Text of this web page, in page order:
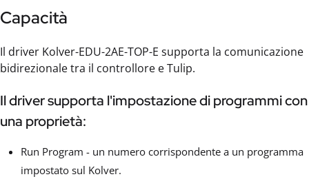
Capacità
Il driver Kolver-EDU-2AE-TOP-E supporta la comunicazione
bidirezionale tra il controllore e Tulip.
Il driver supporta l'impostazione di programmi con
una proprietà:
Run Program - un numero corrispondente a un programma
impostato sul Kolver.